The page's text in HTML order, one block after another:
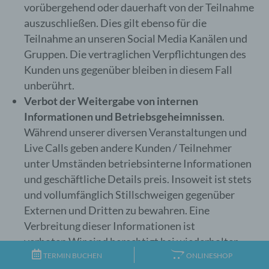
vorübergehend oder dauerhaft von der Teilnahme
auszuschließen. Dies gilt ebenso für die
Teilnahme an unseren Social Media Kanälen und
Gruppen. Die vertraglichen Verpflichtungen des
Kunden uns gegenüber bleiben in diesem Fall
unberührt.
Verbot der Weitergabe von internen
Informationen und Betriebsgeheimnissen.
Während unserer diversen Veranstaltungen und
Live Calls geben andere Kunden / Teilnehmer
unter Umständen betriebsinterne Informationen
und geschäftliche Details preis. Insoweit ist stets
und vollumfänglich Stillschweigen gegenüber
Externen und Dritten zu bewahren. Eine
Verbreitung dieser Informationen ist
verboten.Wir sind berechtigt bei wiederholter
schuldhafter Zuwiderhandlung des Kunden /
TERMIN BUCHEN ONLINESHOP
dient dem für die Verarbeitung Verantwortlichen
dazu, der betroffenen Person Inhalte oder
Leistungen anzubieten, die aufgrund der Natur der
Sache nur registrierten Benutzern angeboten
werden können. Registrierten Personen steht die
Möglichkeit frei, die bei der Registrierung
angegebenen personenbezogenen Daten
jederzeit abzuändern oder vollständig aus dem
Datenbestand des für die Verarbeitung
Verantwortlichen löschen zu lassen.
Der für die Verarbeitung Verantwortliche erteilt
jeder betroffenen Person jederzeit auf Anfrage
Auskunft darüber, welche personenbezogenen
Daten über die betroffene Person gespeichert sind.
Ferner berichtigt oder löscht der für die
Verarbeitung Verantwortliche personenbezogene
Daten auf Wunsch oder Hinweis der betroffenen
Person, soweit dem keine gesetzlichen
Aufbewahrungspflichten entgegenstehen. Die
Gesamtheit der Mitarbeiter des für die Verarbeitung
Verantwortlichen stehen der betroffenen Person in